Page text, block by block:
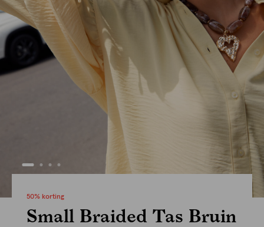
50% korting
Small Braided Tas Bruin